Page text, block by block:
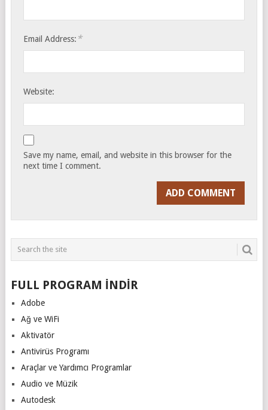
Email Address: *
Website:
Save my name, email, and website in this browser for the
next time I comment.
FULL PROGRAM İNDİR
Adobe
Ağ ve WiFi
Aktivatör
Antivirüs Programı
Araçlar ve Yardımcı Programlar
Audio ve Müzik
Autodesk